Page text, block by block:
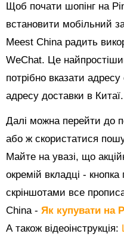
Щоб почати шопінг на
встановити мобільний
Meest China радить
WeChat. Це
потрібно вказати
адресу доставки в Китаї.
Далі можна перейти до
або ж скористатися
Майте на увазі, що
окремій вкладці -
скріншотами все
China - Як купувати на
А також відеоінструкція: